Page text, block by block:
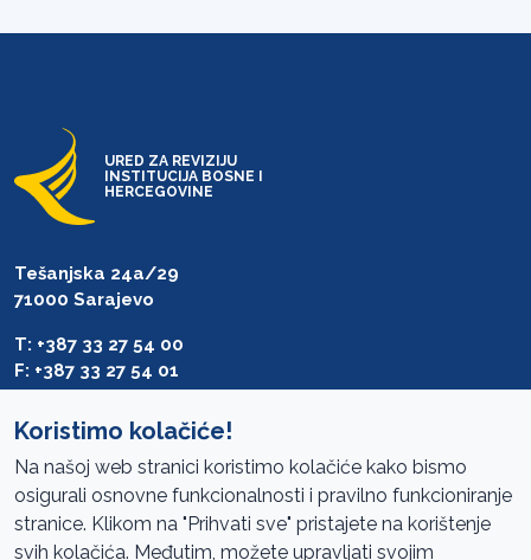
URED ZA REVIZIJU
INSTITUCIJA BOSNE I
HERCEGOVINE
Tešanjska 24a/29
71000 Sarajevo
T: +387 33 27 54 00
F: +387 33 27 54 01
Pristup informacijama
Koristimo kolačiće!
Na našoj web stranici koristimo kolačiće kako bismo
osigurali osnovne funkcionalnosti i pravilno funkcioniranje
stranice. Klikom na "Prihvati sve" pristajete na korištenje
svih kolačića. Međutim, možete upravljati svojim